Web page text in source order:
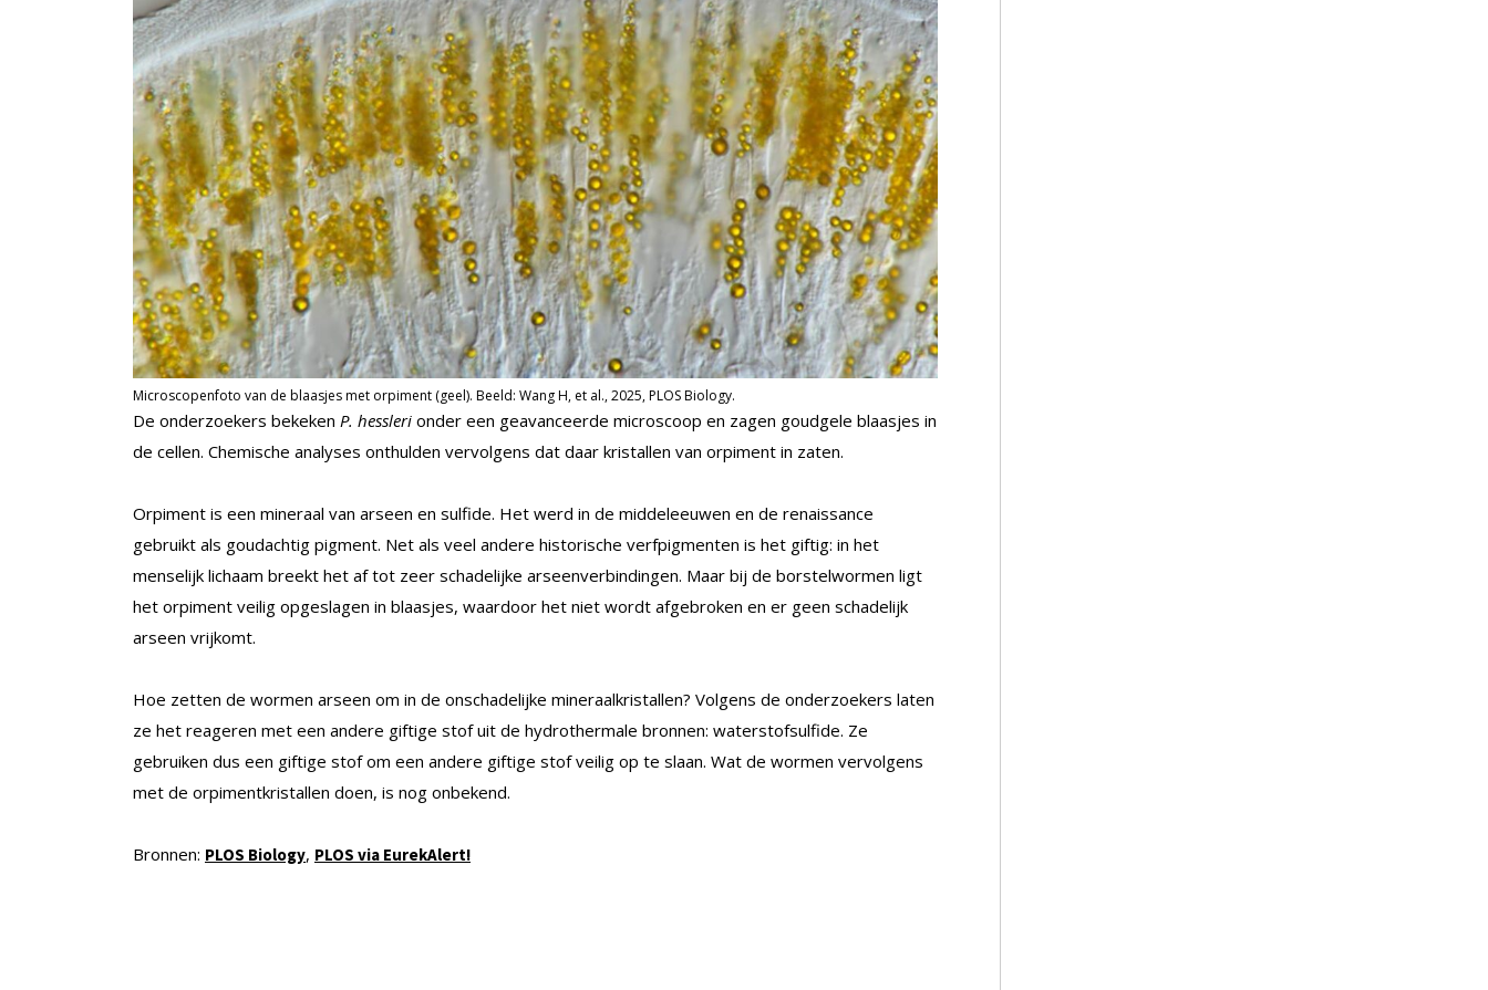
Microscopenfoto van de blaasjes met orpiment (geel). Beeld: Wang H, et al., 2025, PLOS Biology.
De onderzoekers bekeken P. hessleri onder een geavanceerde microscoop en zagen goudgele blaasjes in
de cellen. Chemische analyses onthulden vervolgens dat daar kristallen van orpiment in zaten.
Orpiment is een mineraal van arseen en sulfide. Het werd in de middeleeuwen en de renaissance
gebruikt als goudachtig pigment. Net als veel andere historische verfpigmenten is het giftig: in het
menselijk lichaam breekt het af tot zeer schadelijke arseenverbindingen. Maar bij de borstelwormen ligt
het orpiment veilig opgeslagen in blaasjes, waardoor het niet wordt afgebroken en er geen schadelijk
arseen vrijkomt.
Hoe zetten de wormen arseen om in de onschadelijke mineraalkristallen? Volgens de onderzoekers laten
ze het reageren met een andere giftige stof uit de hydrothermale bronnen: waterstofsulfide. Ze
gebruiken dus een giftige stof om een andere giftige stof veilig op te slaan. Wat de wormen vervolgens
met de orpimentkristallen doen, is nog onbekend.
Bronnen: PLOS Biology, PLOS via EurekAlert!